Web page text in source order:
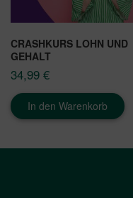
CRASHKURS LOHN UND
GEHALT
34,99 €
In den Warenkorb